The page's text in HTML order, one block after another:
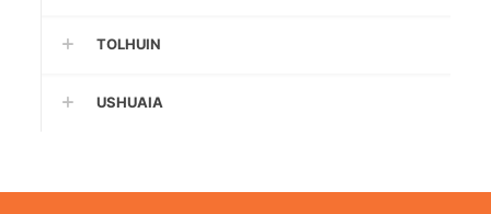
TOLHUIN
USHUAIA